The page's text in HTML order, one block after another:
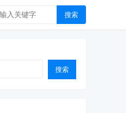
搜索
搜索